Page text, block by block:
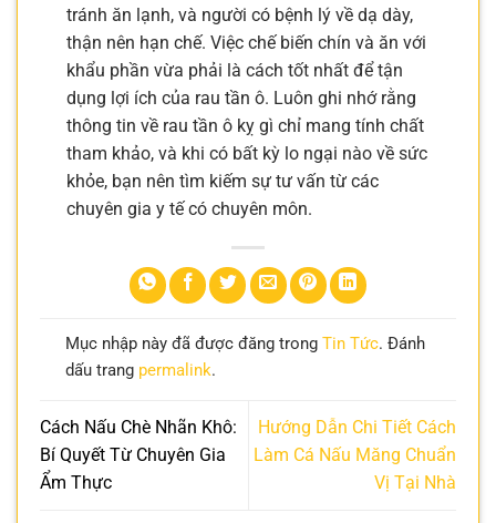
tránh ăn lạnh, và người có bệnh lý về dạ dày,
thận nên hạn chế. Việc chế biến chín và ăn với
khẩu phần vừa phải là cách tốt nhất để tận
dụng lợi ích của rau tần ô. Luôn ghi nhớ rằng
thông tin về rau tần ô kỵ gì chỉ mang tính chất
tham khảo, và khi có bất kỳ lo ngại nào về sức
khỏe, bạn nên tìm kiếm sự tư vấn từ các
chuyên gia y tế có chuyên môn.
Mục nhập này đã được đăng trong Tin Tức. Đánh
dấu trang permalink.
Cách Nấu Chè Nhãn Khô:
Bí Quyết Từ Chuyên Gia
Ẩm Thực
Hướng Dẫn Chi Tiết Cách
Làm Cá Nấu Măng Chuẩn
Vị Tại Nhà